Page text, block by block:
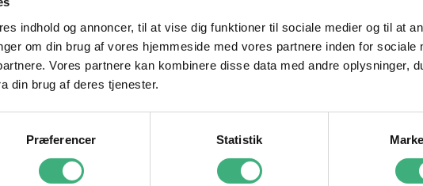
indhold og annoncer, til at vise dig funktioner til sociale medier og til at
om din brug af vores hjemmeside med vores partnere inden for sociale
Vores partnere kan kombinere disse data med andre oplysninger,
din brug af deres tjenester.
Præferencer Statistik